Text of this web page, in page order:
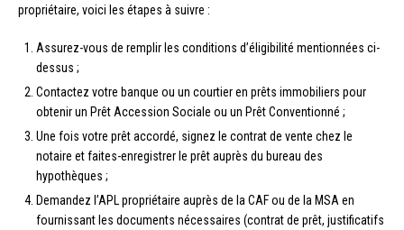
propriétaire, voici les étapes à suivre :
Assurez-vous de remplir les conditions d’éligibilité mentionnées ci-
dessus ;
Contactez votre banque ou un courtier en prêts immobiliers pour
obtenir un Prêt Accession Sociale ou un Prêt Conventionné ;
Une fois votre prêt accordé, signez le contrat de vente chez le
notaire et faites-enregistrer le prêt auprès du bureau des
hypothèques ;
Demandez l’APL propriétaire auprès de la CAF ou de la MSA en
fournissant les documents nécessaires (contrat de prêt, justificatifs